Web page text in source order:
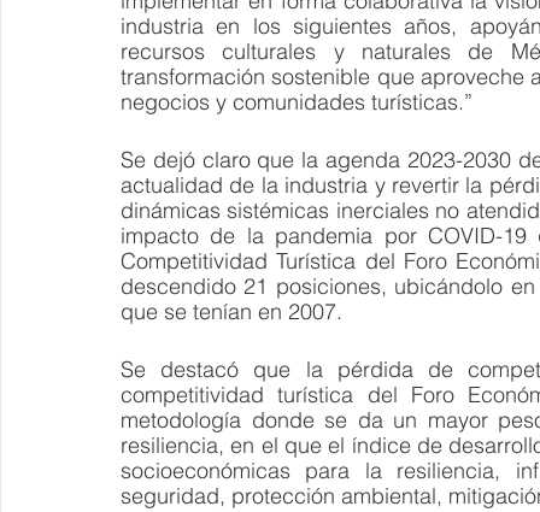
industria en los siguientes años,
recursos culturales y naturales de
transformación sostenible que aproveche
negocios y comunidades turísticas.”
Se dejó claro que la agenda 2023-2030
actualidad de la industria y revertir la
dinámicas sistémicas inerciales no
impacto de la pandemia por COVID-
Competitividad Turística del Foro
descendido 21 posiciones, ubicándolo
que se tenían en 2007.
Se destacó que la pérdida de
competitividad turística del Foro
metodología donde se da un mayor
resiliencia, en el que el índice de
socioeconómicas para la resiliencia,
seguridad, protección ambiental,